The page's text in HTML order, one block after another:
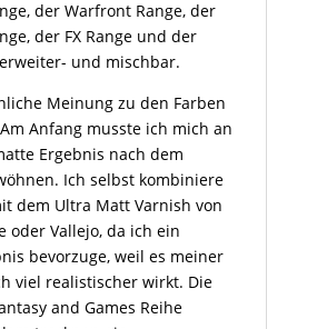
der Warfront Range, der
der FX Range und der
und mischbar.
Meinung zu den Farben
Anfang musste ich mich an
Ergebnis nach dem
Ich selbst kombiniere
dem Ultra Matt Varnish von
oder Vallejo, da ich ein
bevorzuge, weil es meiner
viel realistischer wirkt. Die
and Games Reihe